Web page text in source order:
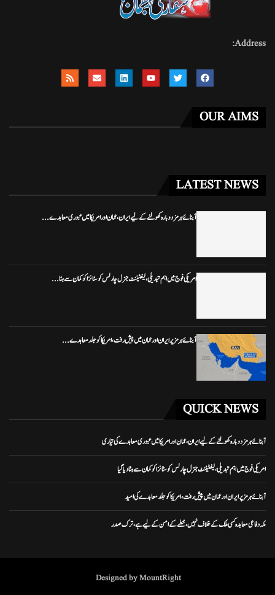
Address:
OUR AIMS
LATEST NEWS
آبنائے ہرمز دوبارہ کھولنے کے لیے ایران، عمان اور امریکا میں عبوری معاہدے...
امریکی فوج میں اہم تبدیلی، لیفٹیننٹ جنرل چارلس کوسٹانزا کو کمان سے ہٹا...
آبنائے ہرمز پر ایران اور عمان میں پیش رفت، امریکا کو جلد معاہدے...
QUICK NEWS
آبنائے ہرمز دوبارہ کھولنے کے لیے ایران، عمان اور امریکا میں عبوری معاہدے کی تیاری
امریکی فوج میں اہم تبدیلی، لیفٹیننٹ جنرل چارلس کوسٹانزا کو کمان سے ہٹا دیا گیا
آبنائے ہرمز پر ایران اور عمان میں پیش رفت، امریکا کو جلد معاہدے کی امید
مکہ دفاعی معاہدہ کسی ملک کے خلاف نہیں، خطے کے امن کے لیے ہے، ترک صدر
Designed by MountRight